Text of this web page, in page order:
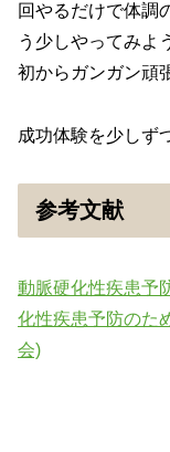
回やるだけで体調
う少しやってみよ
初からガンガン頑
成功体験を少しず
参考文献
動脈硬化性疾患予
化性疾患予防のた
会)